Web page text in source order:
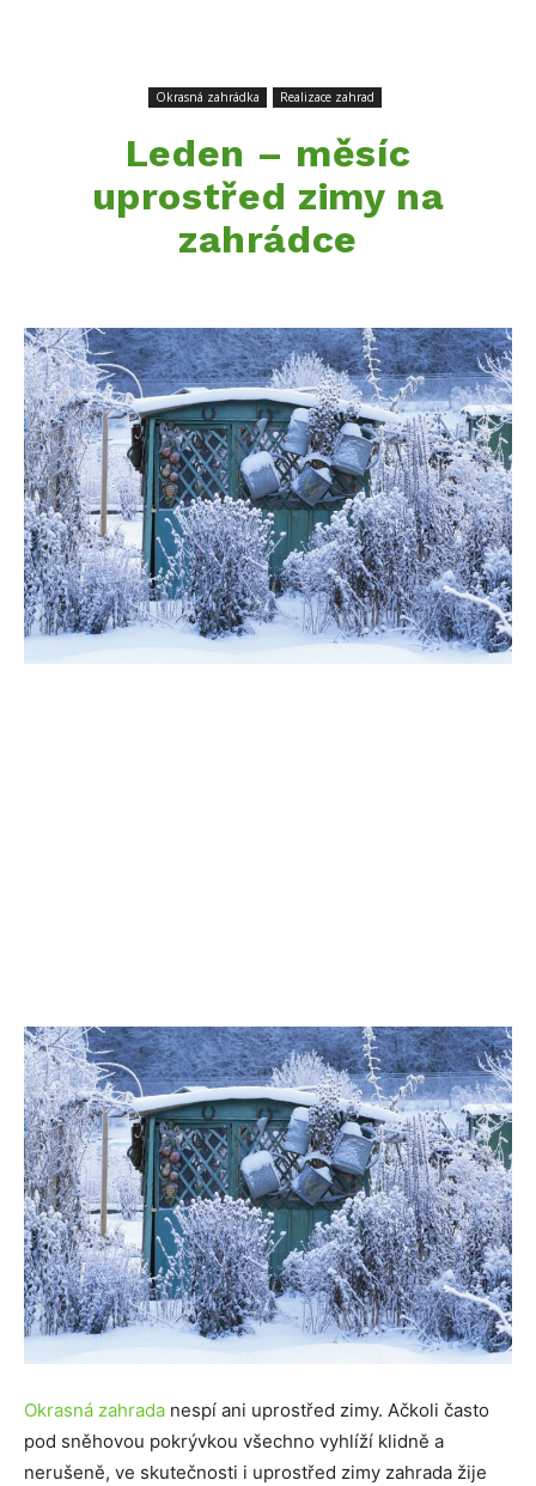
Okrasná zahrádka Realizace zahrad
Leden – měsíc
uprostřed zimy na
zahrádce
Okrasná zahrada nespí ani uprostřed zimy. Ačkoli často
pod sněhovou pokrývkou všechno vyhlíží klidně a
nerušeně, ve skutečnosti i uprostřed zimy zahrada žije